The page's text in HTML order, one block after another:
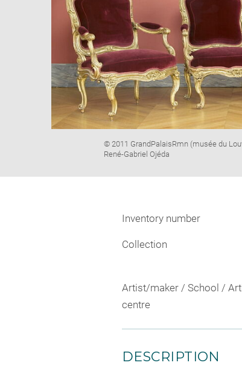
Image
caption:
© 2011 GrandPalaisRmn (musée du
René-Gabriel Ojéda
Inventory number
Collection
Artist/maker / School /
centre
DESCRIPTION